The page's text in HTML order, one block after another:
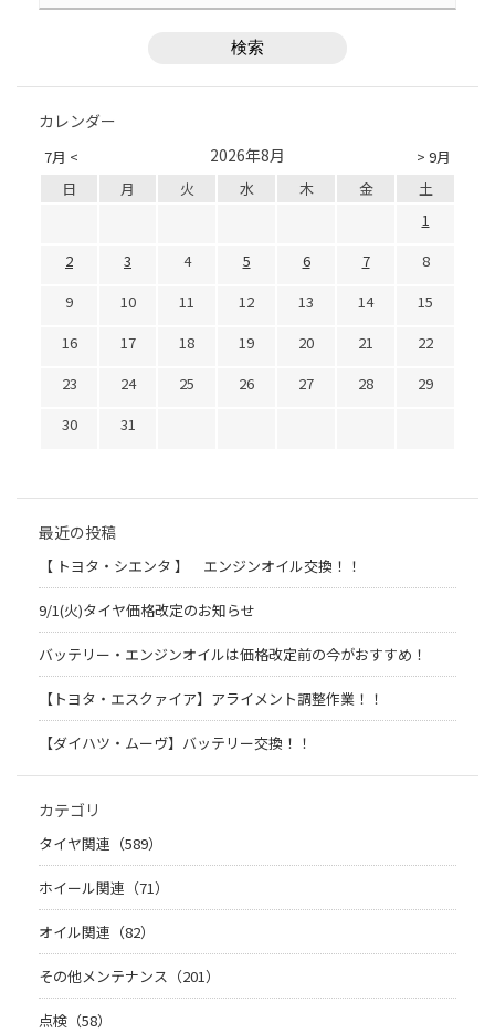
カレンダー
7月 < > 9月
2026年8月
日 月 火 水 木 金
土
1
2
3 4 5 6 7
8
9
10 11 12 13 14
15
16
17 18 19 20 21
22
23
24 25 26 27 28
29
30
31
最近の投稿
【 トヨタ・シエンタ 】 エンジンオイル交換！！
9/1(火)タイヤ価格改定のお知らせ
バッテリー・エンジンオイルは価格改定前の今がおすすめ！
【トヨタ・エスクァイア】アライメント調整作業！！
【ダイハツ・ムーヴ】バッテリー交換！！
カテゴリ
タイヤ関連（589）
ホイール関連（71）
オイル関連（82）
その他メンテナンス（201）
点検（58）